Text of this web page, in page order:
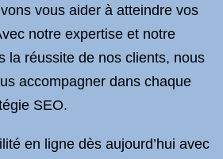
vous aider à atteindre vos
notre expertise et notre
la réussite de nos clients, nous
accompagner dans chaque
SEO.
en ligne dès aujourd’hui avec